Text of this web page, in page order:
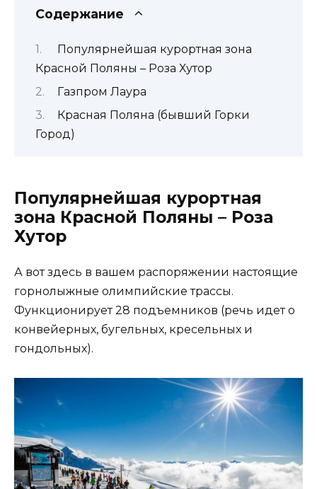
Содержание
Популярнейшая курортная зона
Красной Поляны – Роза Хутор
Газпром Лаура
Красная Поляна (бывший Горки
Город)
Популярнейшая курортная
зона Красной Поляны – Роза
Хутор
А вот здесь в вашем распоряжении настоящие
горнолыжные олимпийские трассы.
Функционирует 28 подъемников (речь идет о
конвейерных, бугельных, кресельных и
гондольных).